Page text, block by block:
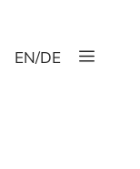
EN/DE Meny